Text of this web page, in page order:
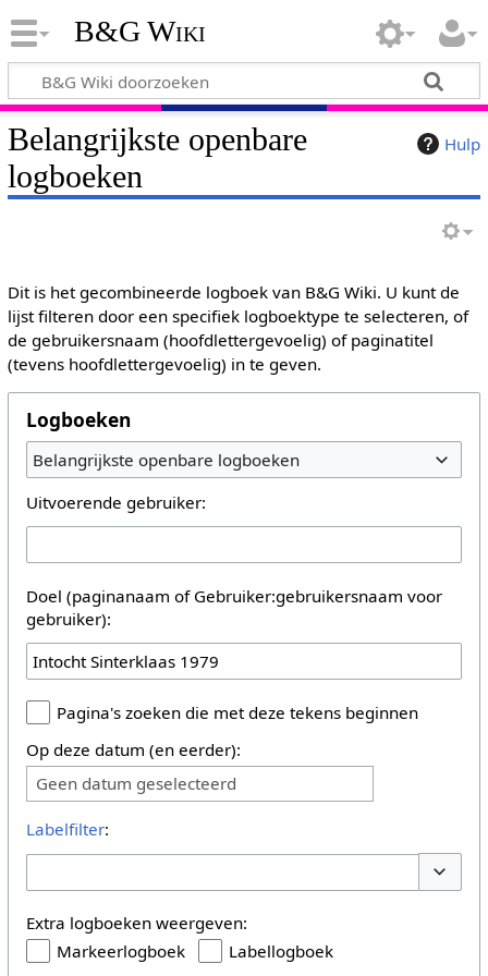
B&G Wiki
Hulp
Belangrijkste openbare
logboeken
Dit is het gecombineerde logboek van B&G Wiki. U kunt de
lijst filteren door een specifiek logboektype te selecteren, of
de gebruikersnaam (hoofdlettergevoelig) of paginatitel
(tevens hoofdlettergevoelig) in te geven.
Logboeken
Belangrijkste openbare logboeken
Uitvoerende gebruiker:
Doel (paginanaam of Gebruiker:gebruikersnaam voor
gebruiker):
Pagina's zoeken die met deze tekens beginnen
Op deze datum (en eerder):
Geen datum geselecteerd
Labelfilter:
Extra logboeken weergeven:
Markeerlogboek
Labellogboek